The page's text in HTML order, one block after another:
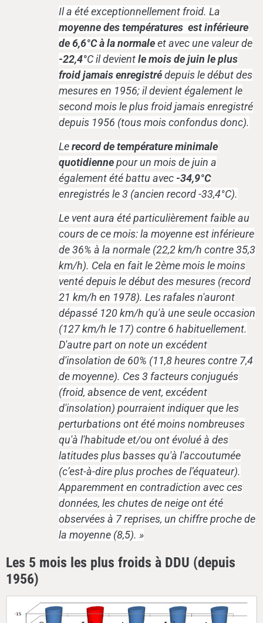
Il a été exceptionnellement froid. La
moyenne des températures est inférieure
de 6,6°C à la normaleet avec une valeur de
-22,4°C il devientle mois de juin le plus
froid jamais enregistrédepuis le début des
mesures en 1956; il devient également le
second mois le plus froid jamais enregistré
depuis 1956 (tous mois confondus donc).
Lerecord de température minimale
quotidiennepour un mois de juin a
également été battu avec -34,9°C
enregistrés le 3 (ancien record -33,4°C).
Le vent aura été particulièrement faible au
cours de ce mois: la moyenne est inférieure
de 36% à la normale (22,2 km/h contre 35,3
km/h). Cela en fait le 2ème mois le moins
venté depuis le début des mesures (record
21 km/h en 1978). Les rafales n'auront
dépassé 120 km/h qu'à une seule occasion
(127 km/h le 17) contre 6 habituellement.
D'autre part on note un excédent
d'insolation de 60% (11,8 heures contre 7,4
de moyenne). Ces 3 facteurs conjugués
(froid, absence de vent, excédent
d'insolation) pourraient indiquer que les
perturbations ont été moins nombreuses
qu'à l'habitude et/ou ont évolué à des
latitudes plus basses qu'à l'accoutumée
(c’est-à-dire plus proches de l’équateur).
Apparemment en contradiction avec ces
données, les chutes de neige ont été
observées à 7 reprises, un chiffre proche de
la moyenne (8,5). »
Les 5 mois les plus froids à DDU (depuis
1956)